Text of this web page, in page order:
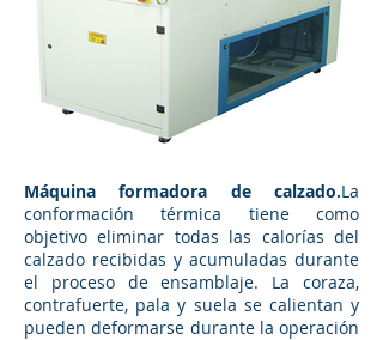
Máquina formadora de calzado.La
conformación térmica tiene como
objetivo eliminar todas las calorías del
calzado recibidas y acumuladas durante
el proceso de ensamblaje. La coraza,
contrafuerte, pala y suela se calientan y
pueden deformarse durante la operación